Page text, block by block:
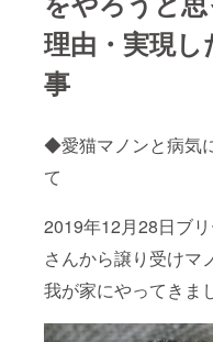
理由・実現し
事
◆愛猫マノンと病気
て
2019年12月28日ブ
さんから譲り受けマ
我が家にやってきま